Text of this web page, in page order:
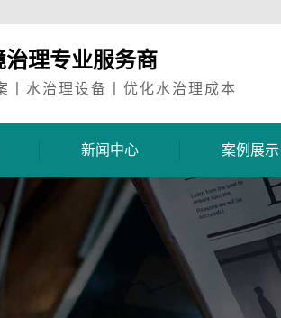
治理专业服务商
丨水治理设备丨优化水治理成本
新闻中心 案例展示